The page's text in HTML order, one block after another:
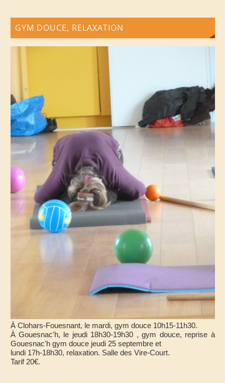
GYM DOUCE, RELAXATION
À Clohars-Fouesnant, le mardi, gym douce 10h15-11h30.
À Gouesnac'h, le jeudi 18h30-19h30 , gym douce, reprise à
Gouesnac'h gym douce jeudi 25 septembre et
lundi 17h-18h30, relaxation. Salle des Vire-Court.
Tarif 20€.